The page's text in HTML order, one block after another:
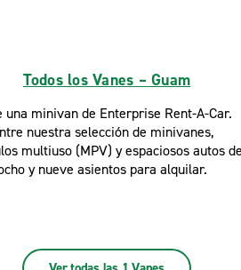
Todos los Vanes – Guam
una minivan de Enterprise Rent-A-Car.
nuestra selección de minivanes,
multiuso (MPV) y espaciosos autos de
y nueve asientos para alquilar.